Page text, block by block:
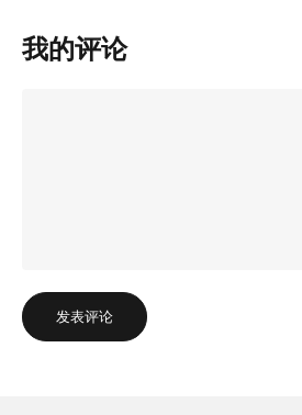
我的评论
发表评论